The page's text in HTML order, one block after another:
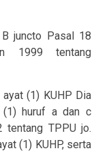
juncto Pasal 18
1999 tentang
(1) KUHP Dia
(1) huruf a dan c
tentang TPPU jo.
(1) KUHP, serta